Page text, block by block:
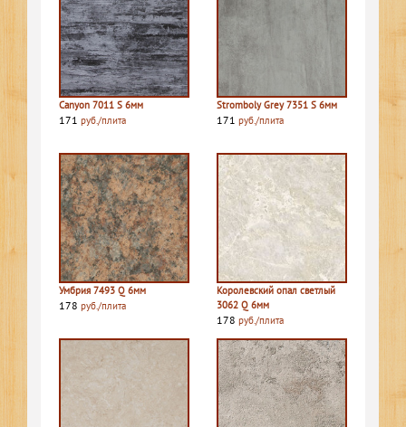
Canyon 7011 S 6мм
171 руб./плита
Stromboly Grey 7351 S 6мм
171 руб./плита
Умбрия 7493 Q 6мм
178 руб./плита
Королевский опал светлый
3062 Q 6мм
178 руб./плита